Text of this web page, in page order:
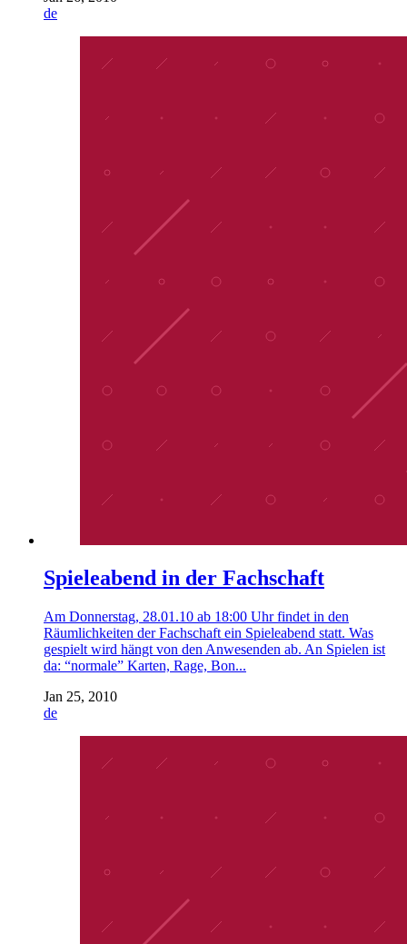
de
Spieleabend in der Fachschaft
Am Donnerstag, 28.01.10 ab 18:00 Uhr findet in den
Räumlichkeiten der Fachschaft ein Spieleabend statt. Was
gespielt wird hängt von den Anwesenden ab. An Spielen ist
da: “normale” Karten, Rage, Bon...
Jan 25, 2010
de